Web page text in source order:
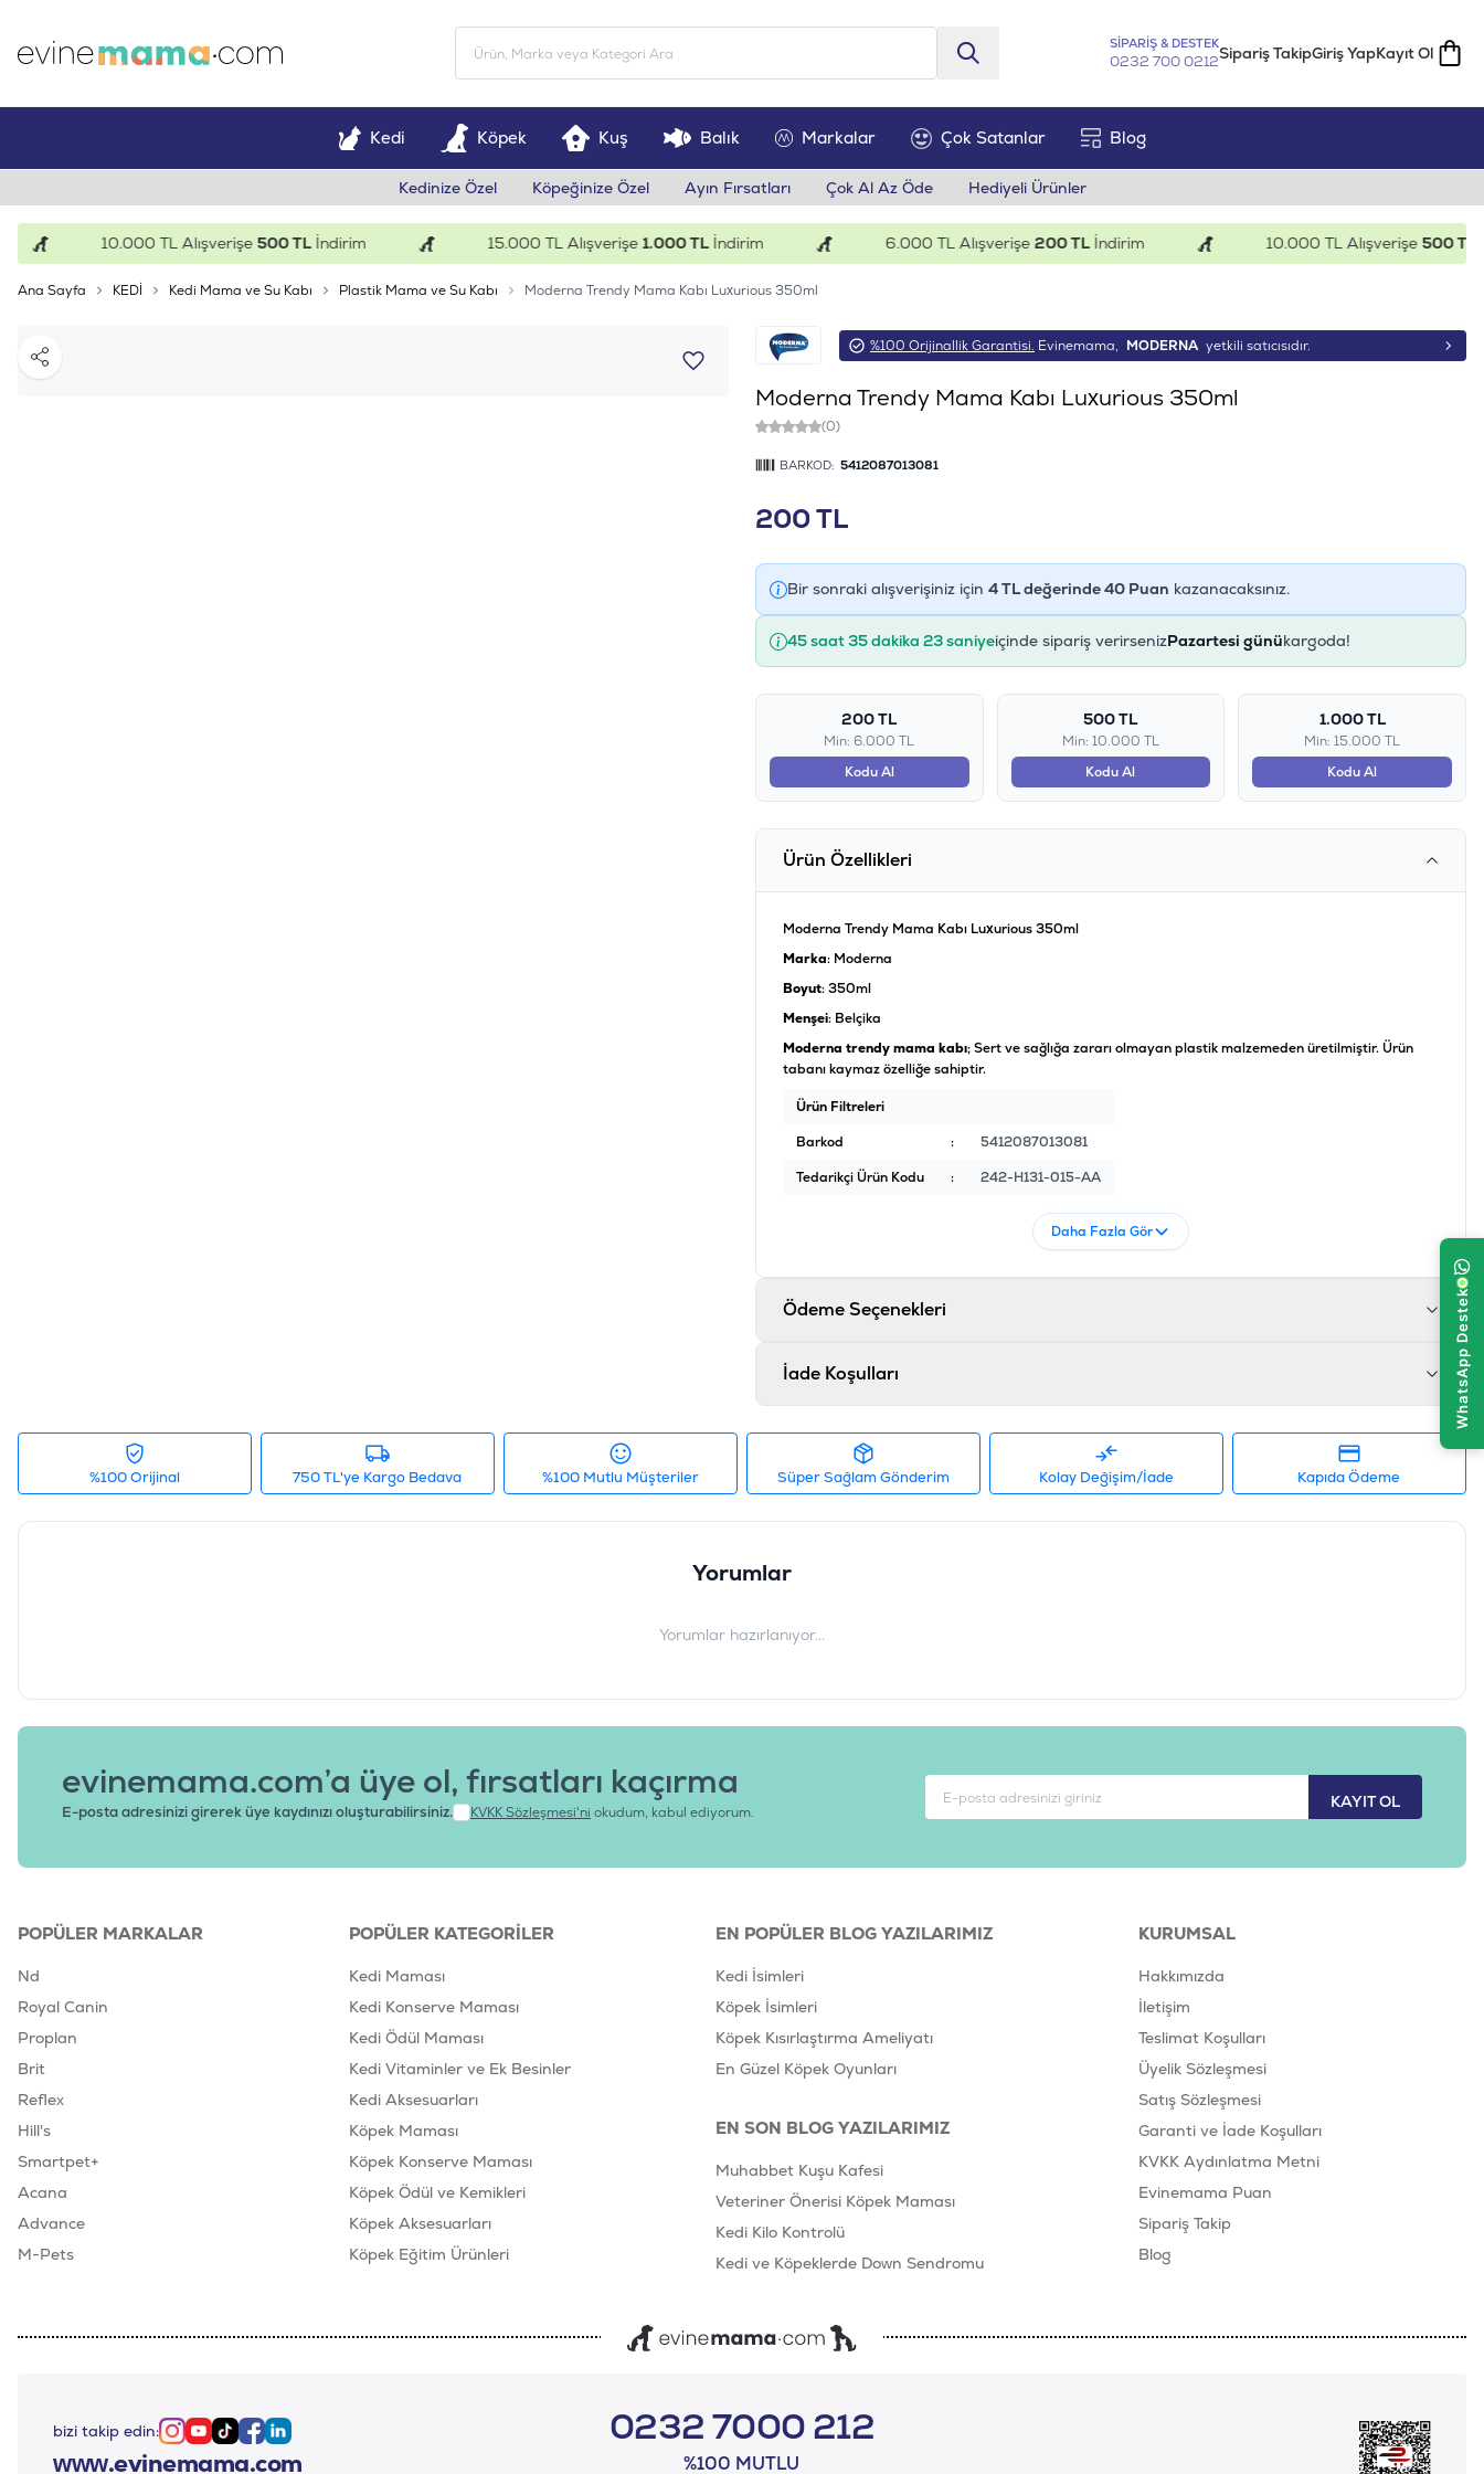
SİPARİŞ & DESTEK
0232 700 0212Sipariş TakipGiriş YapKayıt Ol
Kedi Köpek Kuş Balık Markalar Çok Satanlar Blog
Kedinize Özel Köpeğinize Özel Ayın Fırsatları Çok Al Az Öde Hediyeli Ürünler
10.000 TL Alışverişe500 TLİndirim 15.000 TL Alışverişe1.000 TLİndirim 6.000 TL Alışverişe200 TLİndirim 10.000 TL Alışverişe500 TL
Ana Sayfa KEDİ Kedi Mama ve Su Kabı Plastik Mama ve Su Kabı Moderna Trendy Mama Kabı Luxurious 350ml
Paylaş
%100 Orijinallik Garantisi. Evinemama, MODERNA yetkili satıcısıdır.
Moderna Trendy Mama Kabı Luxurious 350ml
(0)
BARKOD: 5412087013081
200TL
Bir sonraki alışverişiniz için 4TL değerinde40Puan kazanacaksınız.
45 saat 35 dakika 23 saniyeiçinde sipariş verirsenizPazartesi günükargoda!
200 TL
Min: 6.000 TL
Kodu Al
500 TL
Min: 10.000 TL
Kodu Al
1.000 TL
Min: 15.000 TL
Kodu Al
Ürün Özellikleri
Moderna Trendy Mama Kabı Luxurious 350ml
Marka: Moderna
Boyut: 350ml
Menşei: Belçika
Moderna trendy mama kabı; Sert ve sağlığa zararı olmayan plastik malzemeden üretilmiştir. Ürün
tabanı kaymaz özelliğe sahiptir.
Ürün Filtreleri
Barkod
:
5412087013081
Tedarikçi Ürün Kodu
: 242-H131-015-AA
Daha Fazla Gör
Ödeme Seçenekleri
İade Koşulları
%100 Orijinal 750 TL'ye Kargo Bedava %100 Mutlu Müşteriler Süper Sağlam Gönderim Kolay Değişim/İade Kapıda Ödeme
Yorumlar
Yorumlar hazırlanıyor...
KAYIT OL
evinemama.com’a üye ol, fırsatları kaçırma
E-posta adresinizi girerek üye kaydınızı oluşturabilirsiniz. KVKK Sözleşmesi'ni okudum, kabul ediyorum.
POPÜLER MARKALAR
Nd
Royal Canin
Proplan
Brit
Reflex
Hill's
Smartpet+
Acana
Advance
M-Pets
POPÜLER KATEGORILER
Kedi Maması
Kedi Konserve Maması
Kedi Ödül Maması
Kedi Vitaminler ve Ek Besinler
Kedi Aksesuarları
Köpek Maması
Köpek Konserve Maması
Köpek Ödül ve Kemikleri
Köpek Aksesuarları
Köpek Eğitim Ürünleri
EN POPÜLER BLOG YAZILARIMIZ
Kedi İsimleri
Köpek İsimleri
Köpek Kısırlaştırma Ameliyatı
En Güzel Köpek Oyunları
EN SON BLOG YAZILARIMIZ
Muhabbet Kuşu Kafesi
Veteriner Önerisi Köpek Maması
Kedi Kilo Kontrolü
Kedi ve Köpeklerde Down Sendromu
KURUMSAL
Hakkımızda
İletişim
Teslimat Koşulları
Üyelik Sözleşmesi
Satış Sözleşmesi
Garanti ve İade Koşulları
KVKK Aydınlatma Metni
Evinemama Puan
Sipariş Takip
Blog
bizi takip edin: Instagram
Youtube
TiktokFacebook
Linkedin
www.evinemama.com
0232 7000 212
%100 MUTLU